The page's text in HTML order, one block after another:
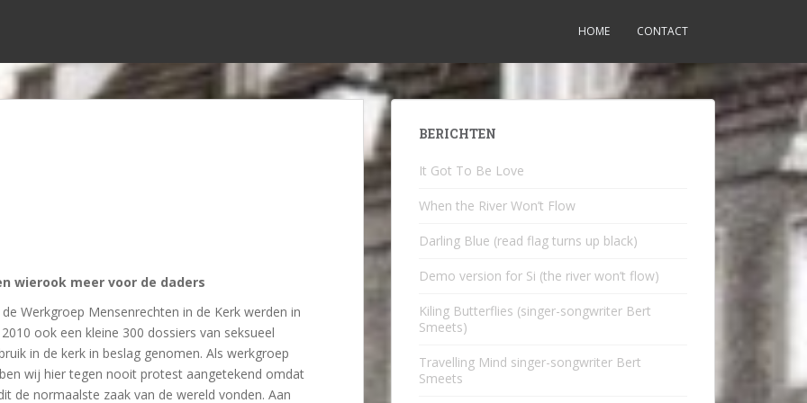
HOME CONTACT
wierook meer voor de daders
de Werkgroep Mensenrechten in de Kerk werden in
ook een kleine 300 dossiers van seksueel
in de kerk in beslag genomen. Als werkgroep
wij hier tegen nooit protest aangetekend omdat
de normaalste zaak van de wereld vonden. Aan
BERICHTEN
It Got To Be Love
When the River Won’t Flow
Darling Blue (read flag turns up black)
Demo version for Si (the river won’t flow)
Kiling Butterflies (singer-songwriter Bert
Smeets)
Travelling Mind singer-songwriter Bert
Smeets